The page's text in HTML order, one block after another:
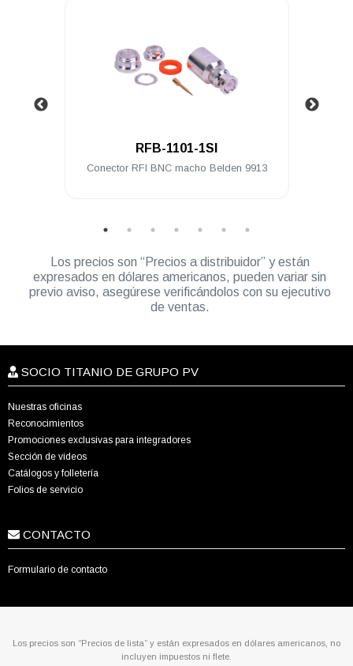
RFB-1101-1SI
Conector RFI BNC macho Belden 9913
Los precios son “Precios a distribuidor” y están
expresados en dólares americanos, pueden variar sin
previo aviso, asegúrese verificándolos con su ejecutivo
de ventas.
SOCIO TITANIO DE GRUPO PV
Nuestras oficinas
Reconocimientos
Promociones exclusivas para integradores
Sección de videos
Catálogos y folletería
Folios de servicio
CONTACTO
Formulario de contacto
Los precios son “Precios de lista” y están expresados en dólares americanos, no
incluyen impuestos ni flete.